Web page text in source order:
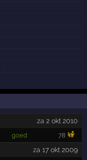
za 2 okt 2010
goed 78
za 17 okt 2009